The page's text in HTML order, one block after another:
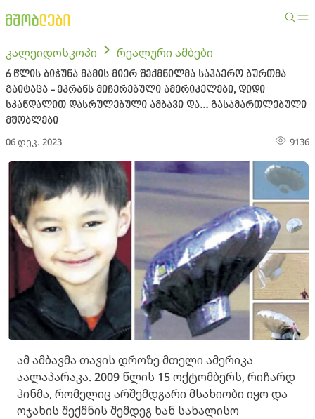
კალეიდოსკოპი რეალური ამბები
6 წლის ბიჭუნა მამის მიერ შექმნილმა საჰაერო ბურთმა
გაიტაცა - ეკრანს მიჩერებული ამერიკელები, დიდი
სკანდალით დასრულებული ამბავი და... გასამართლებული
მშობლები
06 დეკ. 2023 9136
ამ ამბავმა თავის დროზე მთელი ამერიკა
აალაპარაკა. 2009 წლის 15 ოქტომბერს, რიჩარდ
ჰინმა, რომელიც არშემდგარი მსახიობი იყო და
ოჯახის შექმნის შემდეგ ხან სახალისო